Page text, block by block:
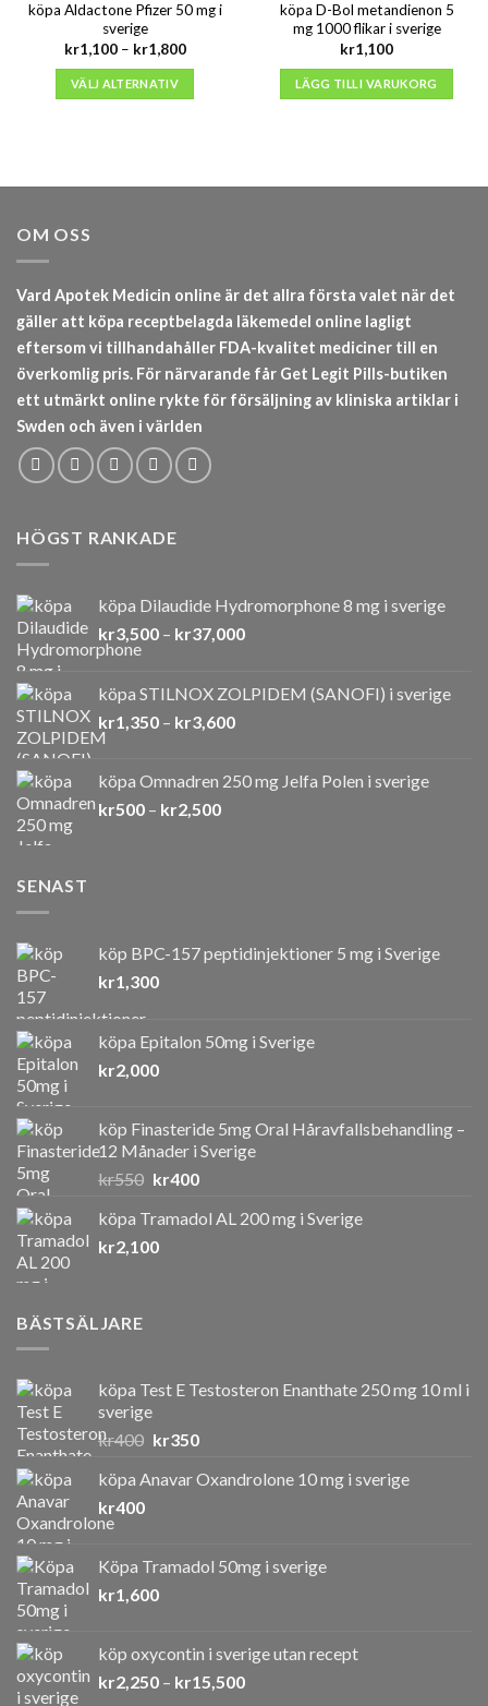
köpa Aldactone Pfizer 50 mg i
sverige
kr1,100 – kr1,800Prisintervall:
VÄLJ ALTERNATIV
köpa D-Bol metandienon 5
mg 1000 flikar i sverige
kr1,100
LÄGG TILL I VARUKORG
OM OSS
Vard Apotek Medicin online är det allra första valet när det
gäller att köpa receptbelagda läkemedel online lagligt
eftersom vi tillhandahåller FDA-kvalitet mediciner till en
överkomlig pris. För närvarande får Get Legit Pills-butiken
ett utmärkt online rykte för försäljning av kliniska artiklar i
Swden och även i världen
HÖGST RANKADE
köpa Dilaudide Hydromorphone 8 mg i sverige
kr3,500 – kr37,000Prisintervall:
kr37,000
köpa STILNOX ZOLPIDEM (SANOFI) i sverige
kr1,350 – kr3,600Prisintervall:
kr3,600
köpa Omnadren 250 mg Jelfa Polen i sverige
kr500 – kr2,500Prisintervall:
SENAST
köp BPC-157 peptidinjektioner 5 mg i Sverige
kr1,300
köpa Epitalon 50mg i Sverige
kr2,000
köp Finasteride 5mg Oral Håravfallsbehandling –
12 Månader i Sverige
kr550 Det
priset
var:
kr400Det
priset
köpa Tramadol AL 200 mg i Sverige
kr2,100
BÄSTSÄLJARE
köpa Test E Testosteron Enanthate 250 mg 10 ml i
sverige
kr400 Det
priset
kr350Det
priset
köpa Anavar Oxandrolone 10 mg i sverige
kr400
Köpa Tramadol 50mg i sverige
kr1,600
köp oxycontin i sverige utan recept
kr2,250 – kr15,500Prisintervall: